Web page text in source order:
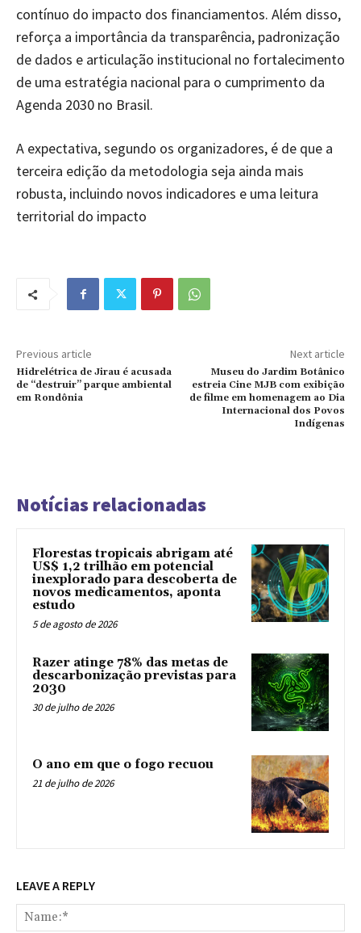
contínuo do impacto dos financiamentos. Além disso,
reforça a importância da transparência, padronização
de dados e articulação institucional no fortalecimento
de uma estratégia nacional para o cumprimento da
Agenda 2030 no Brasil.
A expectativa, segundo os organizadores, é de que a
terceira edição da metodologia seja ainda mais
robusta, incluindo novos indicadores e uma leitura
territorial do impacto
Previous article
Hidrelétrica de Jirau é acusada
de “destruir” parque ambiental
em Rondônia
Next article
Museu do Jardim Botânico
estreia Cine MJB com exibição
de filme em homenagem ao Dia
Internacional dos Povos
Indígenas
Notícias relacionadas
Florestas tropicais abrigam até
US$ 1,2 trilhão em potencial
inexplorado para descoberta de
novos medicamentos, aponta
estudo
5 de agosto de 2026
Razer atinge 78% das metas de
descarbonização previstas para
2030
30 de julho de 2026
O ano em que o fogo recuou
21 de julho de 2026
LEAVE A REPLY